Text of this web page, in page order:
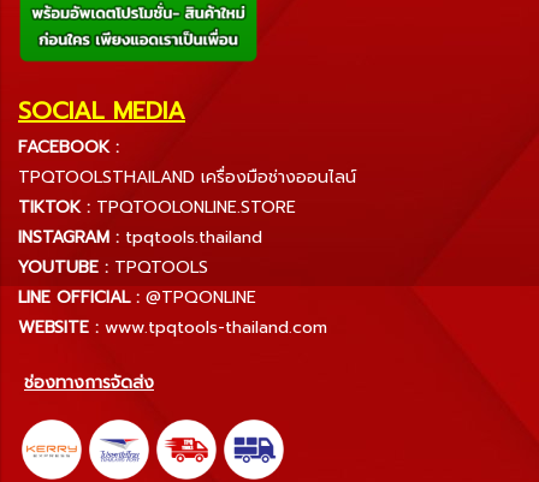
SOCIAL MEDIA
FACEBOOK :
TPQTOOLSTHAILAND เครื่องมือช่างออนไลน์
TIKTOK : TPQTOOLONLINE.STORE
INSTAGRAM : tpqtools.thailand
YOUTUBE : TPQTOOLS
LINE OFFICIAL : @TPQONLINE
WEBSITE : www.tpqtools-thailand.com
ช่องทางการจัดส่ง